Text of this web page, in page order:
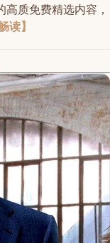
质免费精选内容，
读】